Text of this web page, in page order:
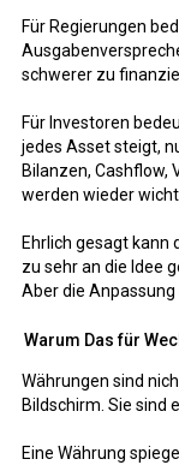
Für Regierungen
schwerer zu
Für Investoren
jedes Asset steigt,
Bilanzen, Cashflow,
werden wieder
Ehrlich gesagt kann
zu sehr an die Idee
Aber die
Warum Das für
Währungen sind
Bildschirm. Sie sind
Eine Währung